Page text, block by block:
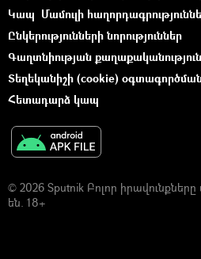
Կապ Մամուլի
Ընկերությունների նորություններ
Գաղտնիության քաղաքականություն
Տեղեկանիշի (cookie)
Հետադարձ կապ
© 2026 Sputnik Բոլոր
են. 18+